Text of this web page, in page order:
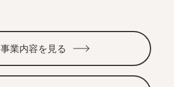
事業内容を見る